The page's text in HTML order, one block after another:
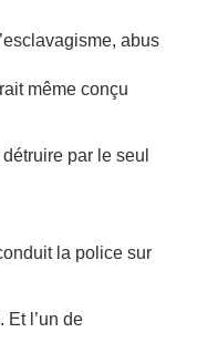
abus
même conçu
par le seul
la police sur
l’un de